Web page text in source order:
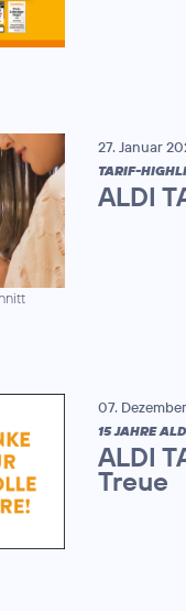
27. Januar
TARIF-
ALDI
07.
15 JAHRE
ALDI
Treue